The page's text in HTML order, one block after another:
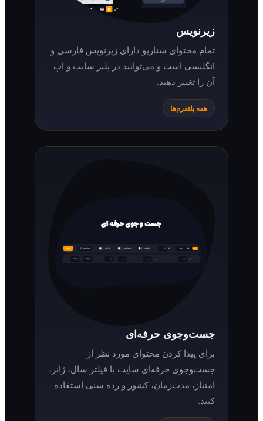
تمام محتوای سناریو دارای زیرنویس فارسی و
انگلیسی است و می‌توانید در پلیر سایت و اپ
آن را تغییر دهید.
همه پلتفرم‌ها
جست‌وجوی حرفه‌ای
برای پیدا کردن محتوای مورد نظر از
جست‌وجوی حرفه‌ای سایت با فیلتر سال، ژانر،
امتیاز، مدت‌زمان، کشور و رده سنی استفاده